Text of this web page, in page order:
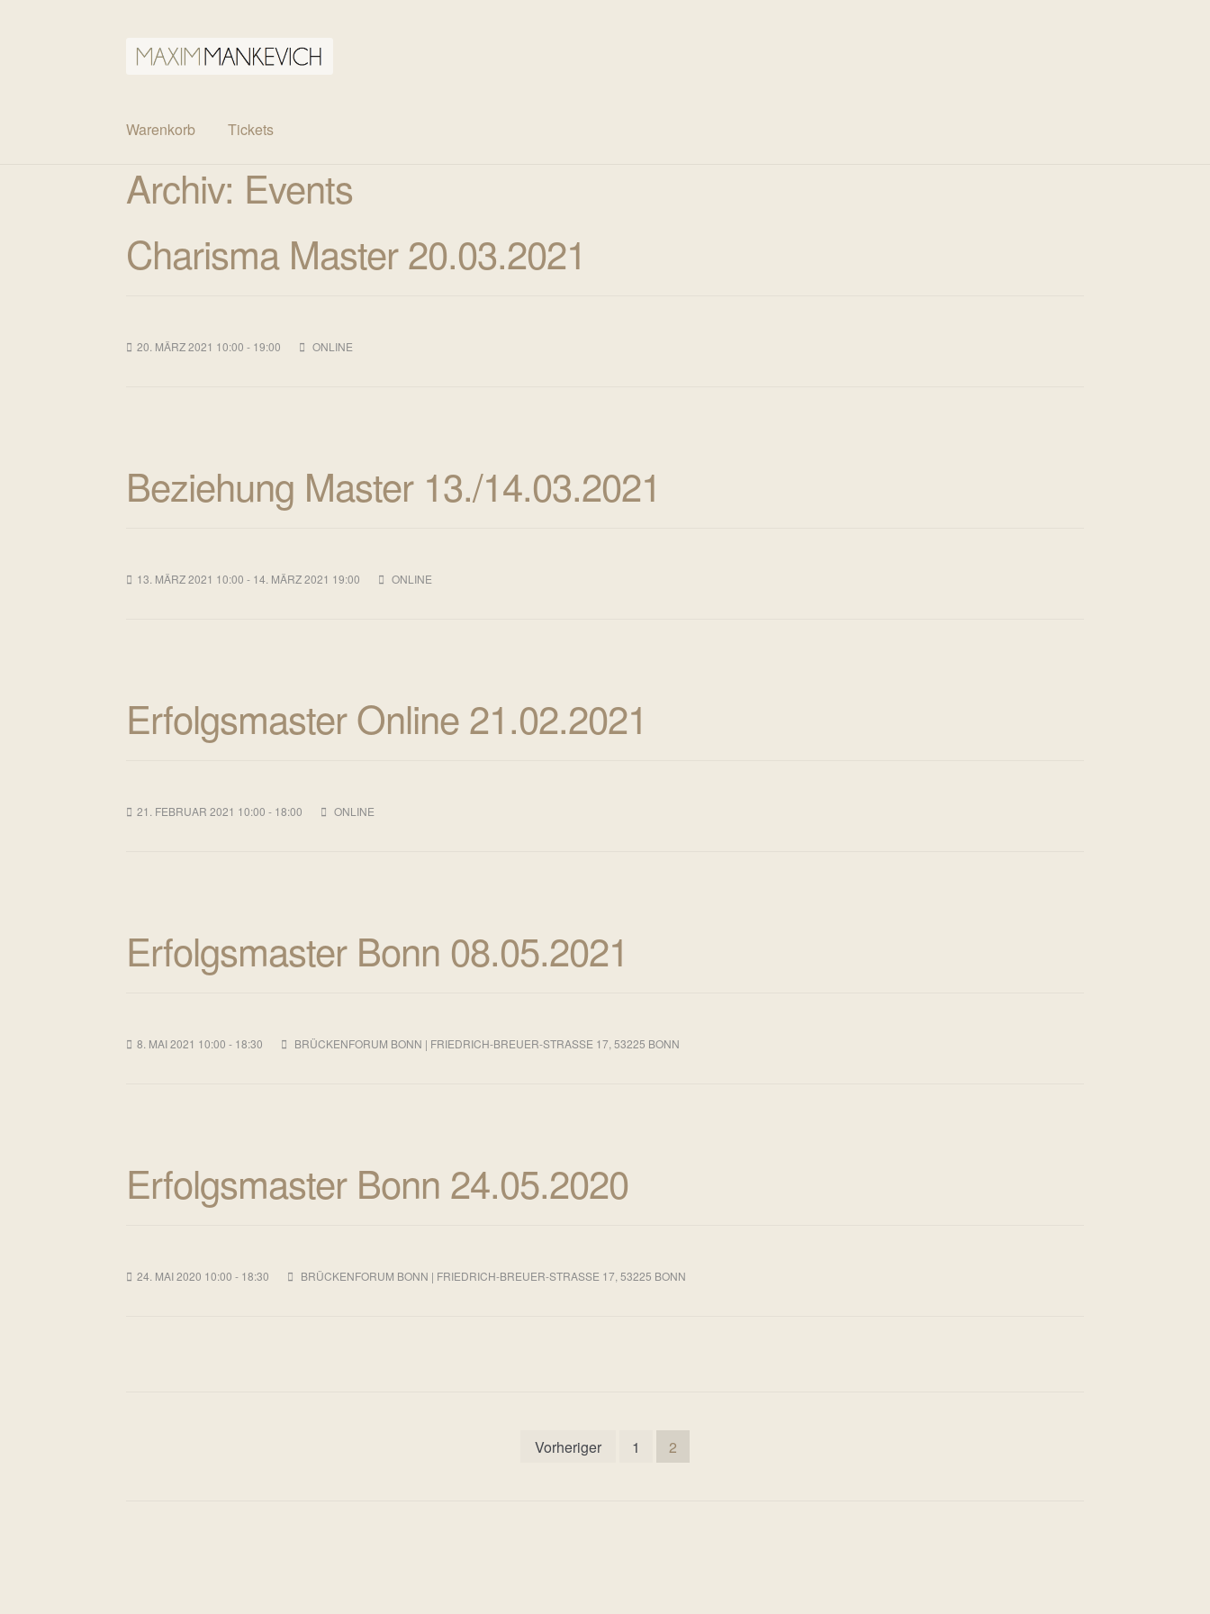
Zur
Navigation
Zum
Inhalt
Warenkorb
Tickets
Archiv: Events
Charisma Master 20.03.2021
20. MÄRZ 2021 10:00 - 19:00 ONLINE
Beziehung Master 13./14.03.2021
13. MÄRZ 2021 10:00 - 14. MÄRZ 2021 19:00 ONLINE
Erfolgsmaster Online 21.02.2021
21. FEBRUAR 2021 10:00 - 18:00 ONLINE
Erfolgsmaster Bonn 08.05.2021
8. MAI 2021 10:00 - 18:30 BRÜCKENFORUM BONN | FRIEDRICH-BREUER-STRASSE 17, 53225 BONN
Erfolgsmaster Bonn 24.05.2020
24. MAI 2020 10:00 - 18:30 BRÜCKENFORUM BONN | FRIEDRICH-BREUER-STRASSE 17, 53225 BONN
Vorheriger 1 2